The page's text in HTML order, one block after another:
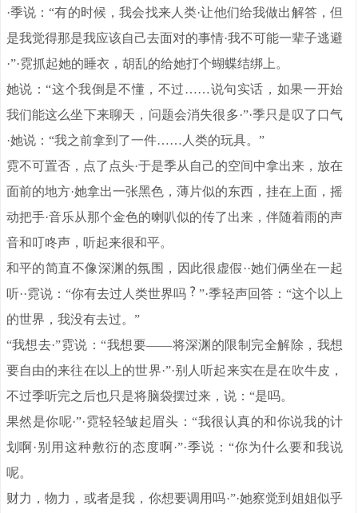
·季说：“有的时候，我会找来人类·让他们给我做出解答，但
是我觉得那是我应该自己去面对的事情·我不可能一辈子逃避
·”·霓抓起她的睡衣，胡乱的给她打个蝴蝶结绑上。
她说：“这个我倒是不懂，不过……说句实话，如果一开始
我们能这么坐下来聊天，问题会消失很多·”·季只是叹了口气
·她说：“我之前拿到了一件……人类的玩具。”
霓不可置否，点了点头·于是季从自己的空间中拿出来，放在
面前的地方·她拿出一张黑色，薄片似的东西，挂在上面，摇
动把手·音乐从那个金色的喇叭似的传了出来，伴随着雨的声
音和叮咚声，听起来很和平。
和平的简直不像深渊的氛围，因此很虚假··她们俩坐在一起
听··霓说：“你有去过人类世界吗
”·季轻声回答：“这个以上
的世界，我没有去过。”
“我想去·”霓说：“我想要——将深渊的限制完全解除，我想
要自由的来往在以上的世界·”·别人听起来实在是在吹牛皮，
不过季听完之后也只是将脑袋摆过来，说：“是吗。
果然是你呢·”·霓轻轻皱起眉头：“我很认真的和你说我的计
划啊·别用这种敷衍的态度啊·”·季说：“你为什么要和我说
呢。
财力，物力，或者是我，你想要调用吗·”·她察觉到姐姐似乎